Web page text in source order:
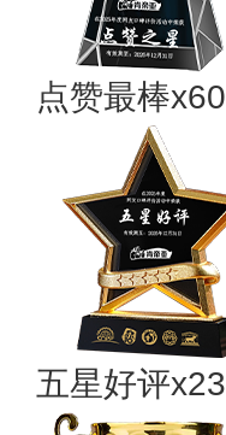
点赞最棒x60
五星好评x23